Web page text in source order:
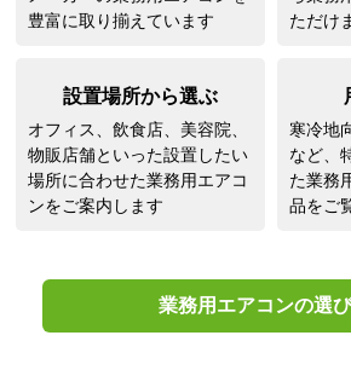
豊富に取り揃えています
ただけ
設置場所から選ぶ
オフィス、飲食店、美容院、
物販店舗といった設置したい
場所に合わせた業務用エアコ
ンをご案内します
寒冷地
など、
た業務
品をご
業務用エアコンの選